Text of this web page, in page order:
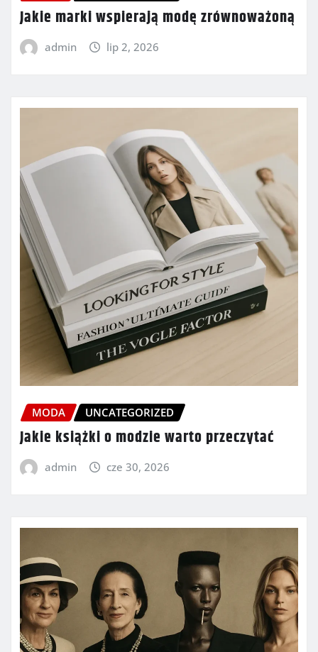
Jakie marki wspierają modę zrównoważoną
admin lip 2, 2026
MODA UNCATEGORIZED
Jakie książki o modzie warto przeczytać
admin cze 30, 2026